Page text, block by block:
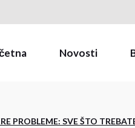
Novosti
PROBLEME: SVE ŠTO